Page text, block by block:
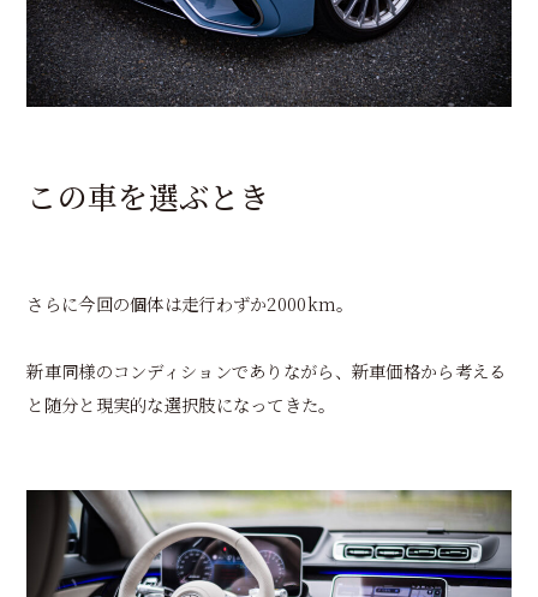
この車を選ぶとき
さらに今回の個体は走行わずか2000km。
新車同様のコンディションでありながら、新車価格から考える
と随分と現実的な選択肢になってきた。